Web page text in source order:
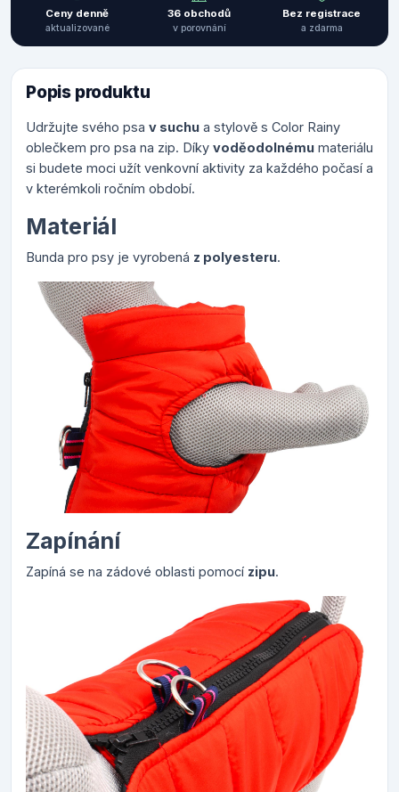
Ceny denně
aktualizované
36 obchodů
v porovnání
Bez registrace
a zdarma
Popis produktu
Udržujte svého psa v suchu a stylově s Color Rainy
oblečkem pro psa na zip. Díky voděodolnému materiálu
si budete moci užít venkovní aktivity za každého počasí a
v kterémkoli ročním období.
Materiál
Bunda pro psy je vyrobená z polyesteru.
Zapínání
Zapíná se na zádové oblasti pomocí zipu.